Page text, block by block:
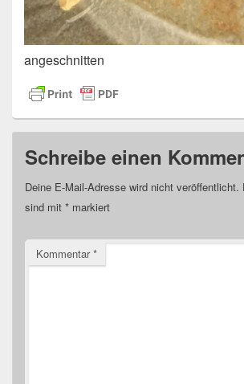
angeschnitten
Schreibe einen
Deine E-Mail-Adresse wird nicht veröffentlicht.
sind mit * markiert
Kommentar*